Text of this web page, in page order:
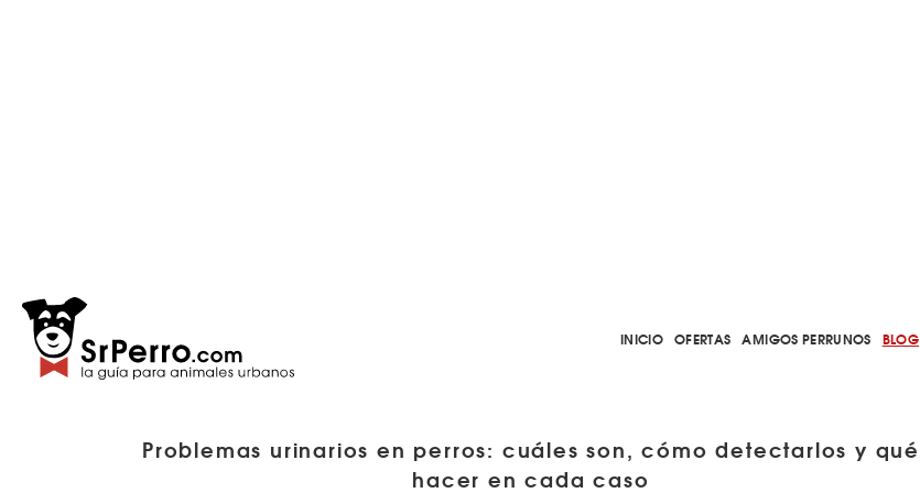
INICIO OFERTAS AMIGOS PERRUNOS BLOG
Problemas urinarios en perros: cuáles son, cómo detectarlos y qué
hacer en cada caso